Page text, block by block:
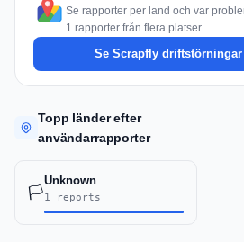
Se rapporter per land och var
1 rapporter från flera platser
Se Scrapfly driftstörningar
Topp länder efter
användarrapporter
🏳️
Unknown
1 reports